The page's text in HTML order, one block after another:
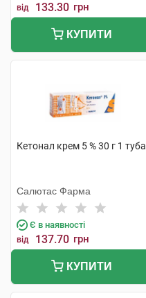
від 133.30 грн
КУПИТИ
Кетонал крем 5 % 30 г 1 туба
Салютас Фарма
Є в наявності
від 137.70 грн
КУПИТИ